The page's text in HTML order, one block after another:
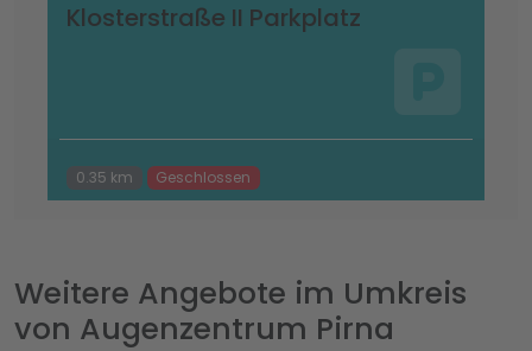
Klosterstraße II Parkplatz
0.35 km Geschlossen
Weitere Angebote im Umkreis
von Augenzentrum Pirna